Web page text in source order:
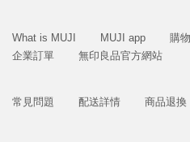
What is MUJI MUJI app 購
企業訂單
無印良品官方網站
常見問題 配送詳情 商品退換